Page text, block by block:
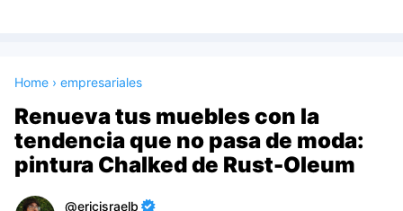
Home › empresariales
Renueva tus muebles con la
tendencia que no pasa de moda:
pintura Chalked de Rust-Oleum
ericisraelb